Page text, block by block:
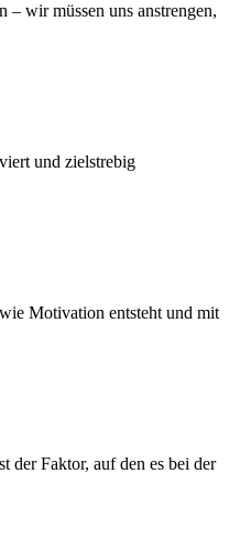
– wir müssen uns anstrengen,
und zielstrebig
Motivation entsteht und mit
der Faktor, auf den es bei der